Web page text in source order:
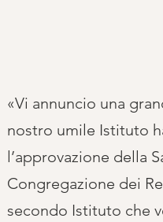
«Vi annuncio una
nostro umile Istituto
l’approvazione della
Congregazione dei
secondo Istituto che